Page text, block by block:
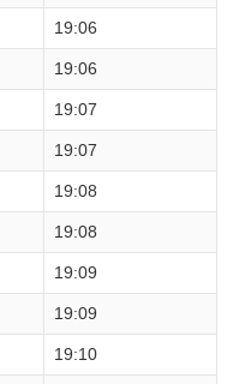
19:06
19:06
19:07
19:07
19:08
19:08
19:09
19:09
19:10